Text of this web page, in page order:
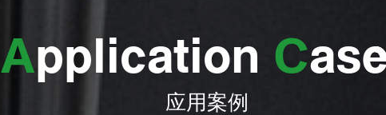
ApplicationC
应用案例